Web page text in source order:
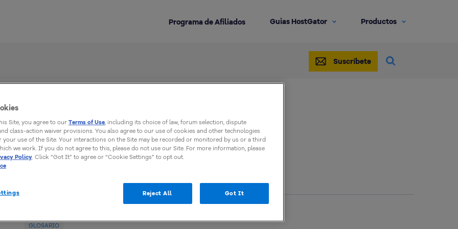
Programa de Afiliados Guias HostGator Productos
Suscríbete
Destacado en la categoría:
Gutierrez
se desempeña como Asistente de Soporte Técnico en HostGator
GLOSARIO
Site, you agree to our Terms of Use , including its choice of law, forum selection, dispute
class-action waiver provisions. You also agree to our use of cookies and other technologies
your use of the Site. Your interactions on the Site may be recorded or monitored by us or a third
we work. If you do not agree to this, please do not use our Site. For more information, please
Policy . Click “Got It” to agree or “Cookie Settings” to opt out.
Reject All Got It